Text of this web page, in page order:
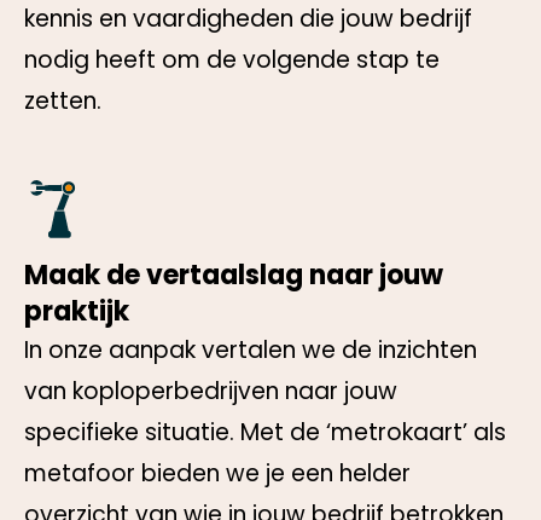
kennis en vaardigheden die jouw bedrijf
nodig heeft om de volgende stap te
zetten.
Maak de vertaalslag naar jouw
praktijk
In onze aanpak vertalen we de inzichten
van koploperbedrijven naar jouw
specifieke situatie. Met de ‘metrokaart’ als
metafoor bieden we je een helder